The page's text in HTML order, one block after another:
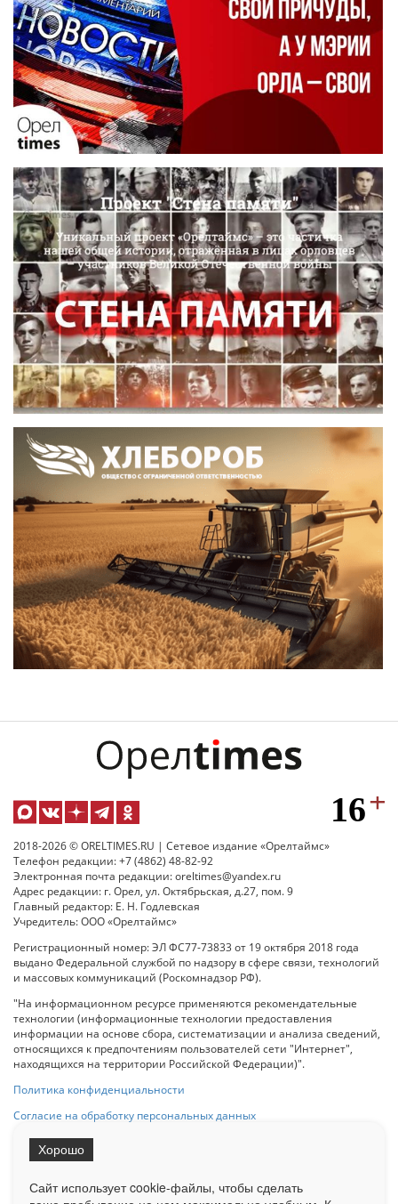
2018-2026 © ORELTIMES.RU | Сетевое издание «Орелтаймс»
Телефон редакции: +7 (4862) 48-82-92
Электронная почта редакции: oreltimes@yandex.ru
Адрес редакции: г. Орел, ул. Октябрьская, д.27, пом. 9
Главный редактор: Е. Н. Годлевская
Учредитель: ООО «Орелтаймс»
Регистрационный номер: ЭЛ ФС77-73833 от 19 октября 2018 года
выдано Федеральной службой по надзору в сфере связи, технологий
и массовых коммуникаций (Роскомнадзор РФ).
"На информационном ресурсе применяются рекомендательные
технологии (информационные технологии предоставления
информации на основе сбора, систематизации и анализа сведений,
относящихся к предпочтениям пользователей сети "Интернет",
находящихся на территории Российской Федерации)".
Политика конфиденциальности
Согласие на обработку персональных данных
на Сетевое издание «ОрелТаймс» обязательна.
Сайт использует cookie-файлы, чтобы сделать
Хорошо